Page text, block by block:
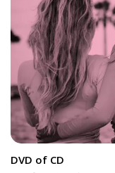
DVD of CD